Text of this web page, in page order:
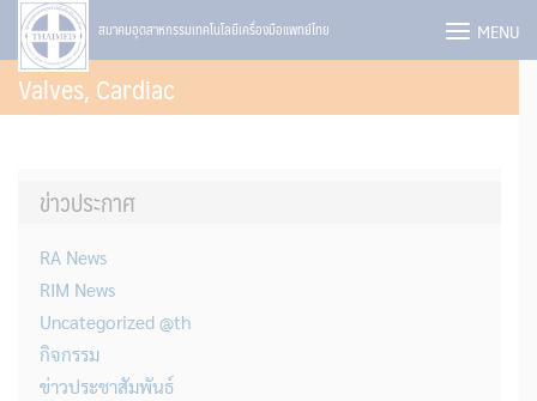
Skip
content
สมาคมอุตสาหกรรมเทคโนโลยีเครื่องมือแพทย์ไทย MENU
Valves, Cardiac
ข่าวประกาศ
RA News
RIM News
Uncategorized @th
กิจกรรม
ข่าวประชาสัมพันธ์